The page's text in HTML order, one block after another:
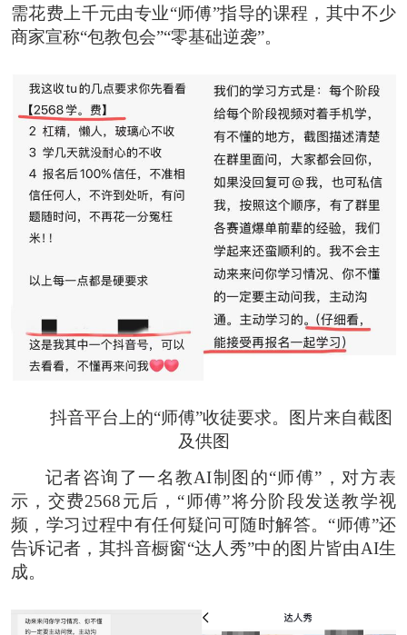
需花费上千元由专业“师傅”指导的课程，其中不少
商家宣称“包教包会”“零基础逆袭”。
抖音平台上的“师傅”收徒要求。图片来自截图
及供图
记者咨询了一名教AI制图的“师傅”，对方表
示，交费2568元后，“师傅”将分阶段发送教学视
频，学习过程中有任何疑问可随时解答。“师傅”还
告诉记者，其抖音橱窗“达人秀”中的图片皆由AI生
成。